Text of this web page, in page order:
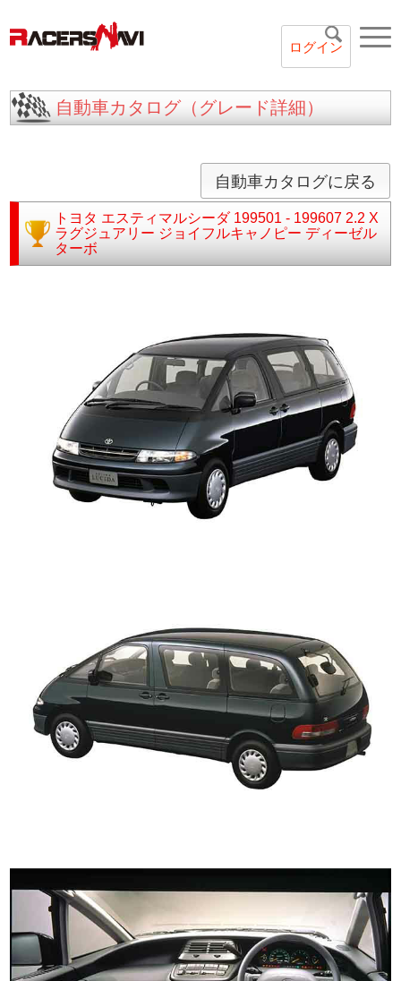
ログイン
自動車カタログ（グレード詳細）
自動車カタログに戻る
トヨタ エスティマルシーダ 199501 - 199607 2.2 X
ラグジュアリー ジョイフルキャノピー ディーゼル
ターボ